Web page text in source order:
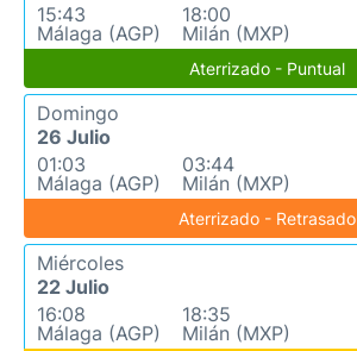
15:43
Málaga (AGP)
18:00
Milán (MXP)
Aterrizado - Puntual
Domingo
26 Julio
01:03
Málaga (AGP)
03:44
Milán (MXP)
Aterrizado - Retrasado
Miércoles
22 Julio
16:08
Málaga (AGP)
18:35
Milán (MXP)